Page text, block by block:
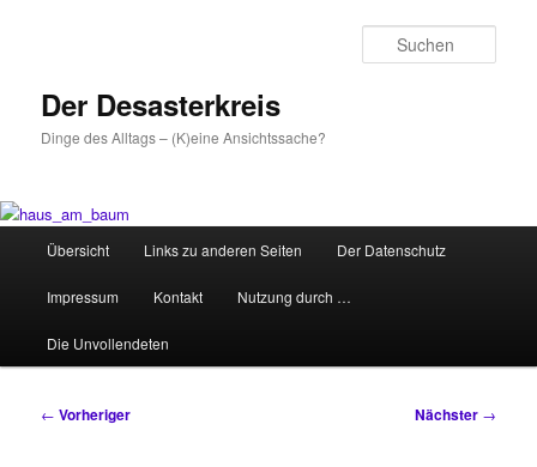
Der Desasterkreis
Dinge des Alltags – (K)eine Ansichtssache?
HauptmenüÜbersicht Links zu anderen Seiten Der Datenschutz
Impressum Kontakt Nutzung durch …
Die Unvollendeten
Beitragsnavigation
← Vorheriger Nächster →